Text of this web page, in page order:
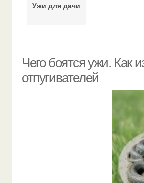
Ужи для дачи
Чего боятся ужи. Как
отпугивателей